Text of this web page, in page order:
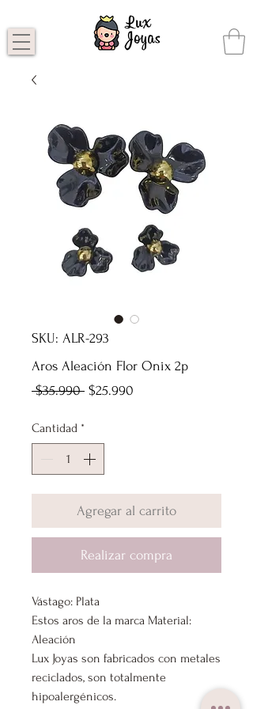
SKU: ALR-293
Aros Aleación Flor Onix 2p
$35.990 Precio
$25.990
Cantidad *
Agregar al carrito
Realizar compra
Vástago: Plata
Estos aros de la marca Material:
Aleación
Lux Joyas son fabricados con metales
reciclados, son totalmente
hipoalergénicos.